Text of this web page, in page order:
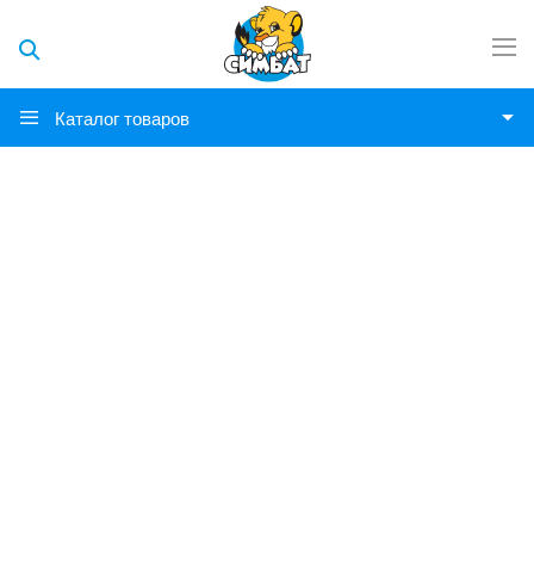
Каталог товаров